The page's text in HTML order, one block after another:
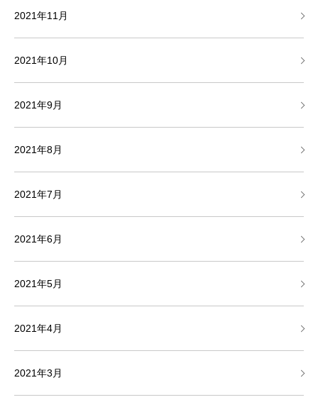
2021年11月
2021年10月
2021年9月
2021年8月
2021年7月
2021年6月
2021年5月
2021年4月
2021年3月